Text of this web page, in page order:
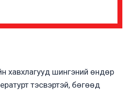
хавхлагууд шингэний өндөр
тэсвэртэй, бөгөөд